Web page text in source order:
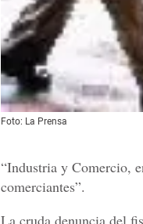
Foto: La Prensa
“Industria y Comercio,
comerciantes”.
La cruda denuncia del